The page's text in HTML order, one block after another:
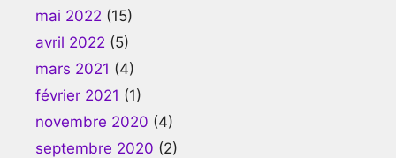
mai 2022 (15)
avril 2022 (5)
mars 2021 (4)
février 2021 (1)
novembre 2020 (4)
septembre 2020 (2)